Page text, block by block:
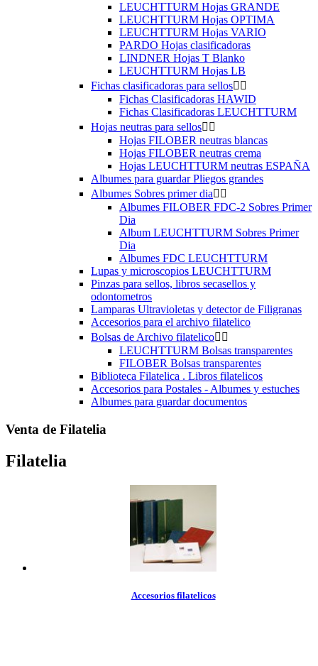
LEUCHTTURM Hojas GRANDE
LEUCHTTURM Hojas OPTIMA
LEUCHTTURM Hojas VARIO
PARDO Hojas clasificadoras
LINDNER Hojas T Blanko
LEUCHTTURM Hojas LB
Fichas clasificadoras para sellos 
Fichas Clasificadoras HAWID
Fichas Clasificadoras LEUCHTTURM
Hojas neutras para sellos 
Hojas FILOBER neutras blancas
Hojas FILOBER neutras crema
Hojas LEUCHTTURM neutras ESPAÑA
Albumes para guardar Pliegos grandes
Albumes Sobres primer dia 
Albumes FILOBER FDC-2 Sobres Primer
Dia
Album LEUCHTTURM Sobres Primer
Dia
Albumes FDC LEUCHTTURM
Lupas y microscopios LEUCHTTURM
Pinzas para sellos, libros secasellos y
odontometros
Lamparas Ultravioletas y detector de Filigranas
Accesorios para el archivo filatelico
Bolsas de Archivo filatelico 
LEUCHTTURM Bolsas transparentes
FILOBER Bolsas transparentes
Biblioteca Filatelica . Libros filatelicos
Accesorios para Postales - Albumes y estuches
Albumes para guardar documentos
Venta de Filatelia
Filatelia
Accesorios filatelicos